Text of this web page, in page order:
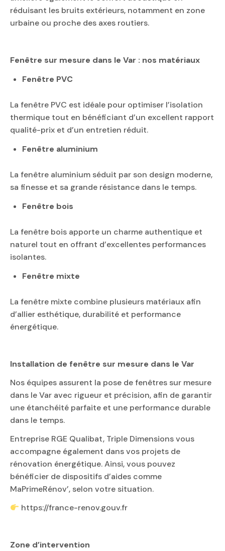
réduisant les bruits extérieurs, notamment en zone
urbaine ou proche des axes routiers.
Fenêtre sur mesure dans le Var : nos matériaux
Fenêtre PVC
La fenêtre PVC est idéale pour optimiser l’isolation
thermique tout en bénéficiant d’un excellent rapport
qualité-prix et d’un entretien réduit.
Fenêtre aluminium
La fenêtre aluminium séduit par son design moderne,
sa finesse et sa grande résistance dans le temps.
Fenêtre bois
La fenêtre bois apporte un charme authentique et
naturel tout en offrant d’excellentes performances
isolantes.
Fenêtre mixte
La fenêtre mixte combine plusieurs matériaux afin
d’allier esthétique, durabilité et performance
énergétique.
Installation de fenêtre sur mesure dans le Var
Nos équipes assurent la pose de fenêtres sur mesure
dans le Var avec rigueur et précision, afin de garantir
une étanchéité parfaite et une performance durable
dans le temps.
Entreprise RGE Qualibat, Triple Dimensions vous
accompagne également dans vos projets de
rénovation énergétique. Ainsi, vous pouvez
bénéficier de dispositifs d’aides comme
MaPrimeRénov’, selon votre situation.
https://france-renov.gouv.fr
Zone d’intervention